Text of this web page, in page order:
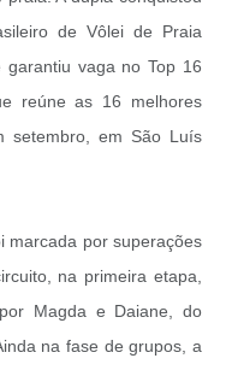
de Vôlei de Praia
vaga no Top 16
reúne as 16 melhores
setembro, em São Luís
marcada por superações
na primeira etapa,
Magda e Daiane, do
na fase de grupos, a